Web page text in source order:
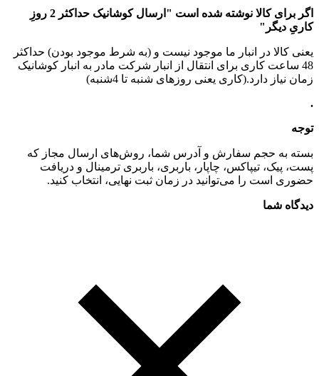
اگر برای کالا نوشته شده است "ارسال کوشانیک حداکثر 2 روزِ
کاریِ دیگر"
یعنی کالا در انبار ما موجود نیست و (به شرط موجود بودن) حداکثر
48 ساعت کاری برای انتقال از انبار شرکت مادر به انبار کوشانیک
زمان نیاز دارد.(کاری یعنی روزهای شنبه تا 4شنبه)
.
توجه
بسته به حجم سفارش و آدرس شما، روش‌های ارسال مجاز که
پست، پیک، تیپاکس، چاپار، باربری، باربری ترمینال و دریافت
حضوری است را می‌توانید در زمان ثبت نهایی، انتخاب کنید.
دیدگاه شما